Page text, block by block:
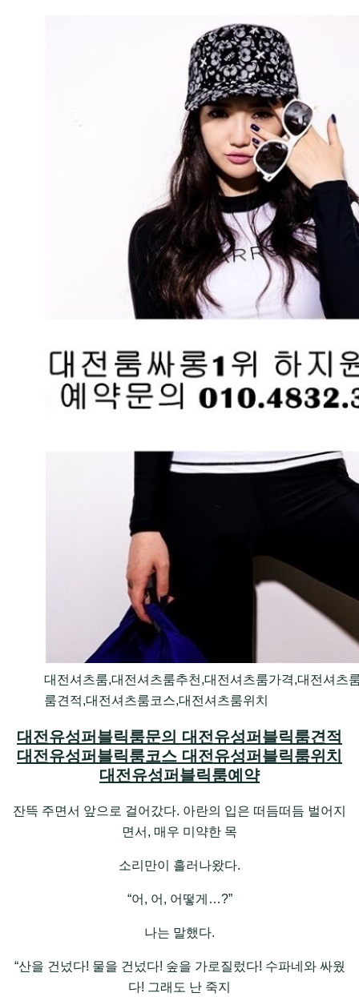
대전셔츠룸,대전셔츠룸추천,대전셔츠룸가격,대전셔츠
룸견적,대전셔츠룸코스,대전셔츠룸위치
대전유성퍼블릭룸문의 대전유성퍼블릭룸견적
대전유성퍼블릭룸코스 대전유성퍼블릭룸위치
대전유성퍼블릭룸예약
잔뜩 주면서 앞으로 걸어갔다. 아란의 입은 떠듬떠듬 벌어지
면서, 매우 미약한 목
소리만이 흘러나왔다.
“어, 어, 어떻게…?”
나는 말했다.
“산을 건넜다! 물을 건넜다! 숲을 가로질렀다! 수파네와 싸웠
다! 그래도 난 죽지